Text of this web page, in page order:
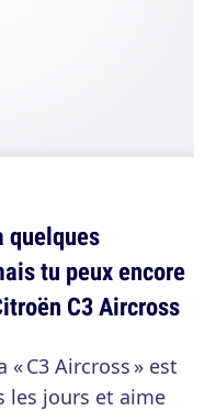
quelques
tu peux encore
C3 Aircross
« C3 Aircross » est
les jours et aime